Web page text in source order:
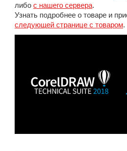
либо с нашего сервера.
Узнать подробнее о товаре и
следующей странице с товаром.